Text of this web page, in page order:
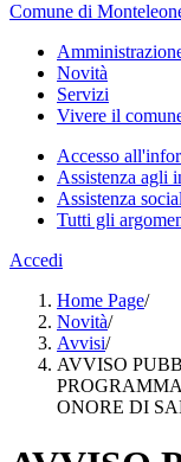
Comune di
Novità
Servizi
Vivere il
Accesso
Assistenza agli
Assistenza
Tutti gli
Accedi
Home Page/
Novità/
Avvisi/
AVVISO
ONORE DI